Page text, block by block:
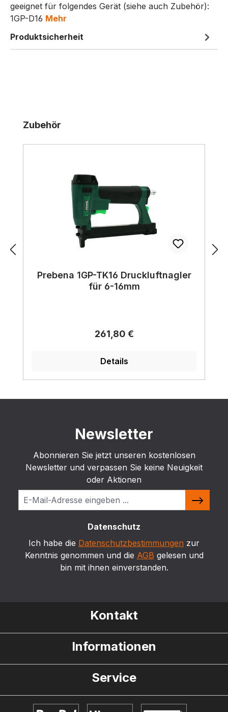
geeignet für folgendes Gerät (siehe auch Zubehör):
1GP-D16 Mehr
Produktsicherheit
Produktgalerie überspringen
Zubehör
Prebena 1GP-TK16 Druckluftnagler
für 6-16mm
Regulärer Preis:
261,80 €
Details
Newsletter
Abonnieren Sie jetzt unseren kostenlosen
Newsletter und verpassen Sie keine Neuigkeit
oder Aktionen
Datenschutz
Ich habe die Datenschutzbestimmungen zur
Kenntnis genommen und die AGB gelesen und
bin mit ihnen einverstanden.
Kontakt
Informationen
Service